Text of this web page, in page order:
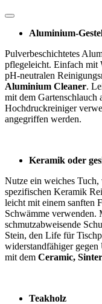
Aluminium-
Pulverbeschichtetes
pflegeleicht. Einfach mit
pH-neutralen
Aluminium Cleaner.
mit dem Gartenschlauch
Hochdruckreiniger
angegriffen werden.
Keramik oder
Nutze ein weiches Tuch,
spezifischen Keramik
leicht mit einem sanften
Schwämme verwenden.
schmutzabweisende
Stein, den Life für
widerstandfähiger
mit dem Ceramic,
Teakholz